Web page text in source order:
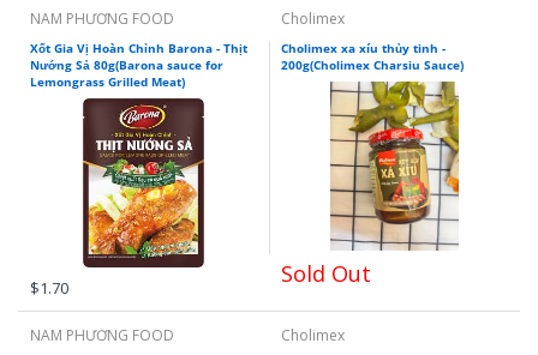
NAM PHƯƠNG FOOD
Xốt Gia Vị Hoàn Chỉnh Barona - Thịt
Nướng Sả 80g(Barona sauce for
Lemongrass Grilled Meat)
$1.70
Cholimex
Cholimex xa xíu thủy tinh -
200g(Cholimex Charsiu Sauce)
Sold Out
NAM PHƯƠNG FOOD Cholimex